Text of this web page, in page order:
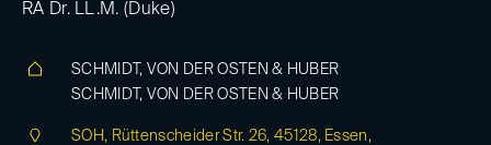
RA Dr. LL.M. (Duke)
SCHMIDT, VON DER OSTEN & HUBER
SCHMIDT, VON DER OSTEN & HUBER
SOH, Rüttenscheider Str. 26, 45128, Essen,